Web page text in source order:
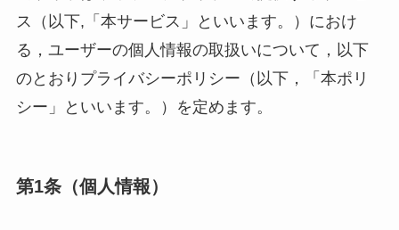
ス（以下,「本サービス」といいます。）におけ
る，ユーザーの個人情報の取扱いについて，以下
のとおりプライバシーポリシー（以下，「本ポリ
シー」といいます。）を定めます。
第1条（個人情報）